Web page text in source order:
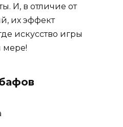
И, в отличие от
их эффект
искусство игры
мере!